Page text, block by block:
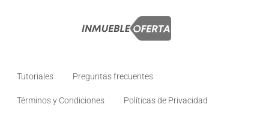
Tutoriales Preguntas frecuentes
Términos y Condiciones Políticas de Privacidad